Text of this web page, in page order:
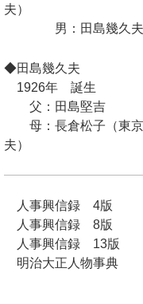
夫）
男：田島幾久夫
◆田島幾久夫
1926年 誕生
父：田島堅吉
母：長倉松子（東京
夫）
人事興信録 4版
人事興信録 8版
人事興信録 13版
明治大正人物事典